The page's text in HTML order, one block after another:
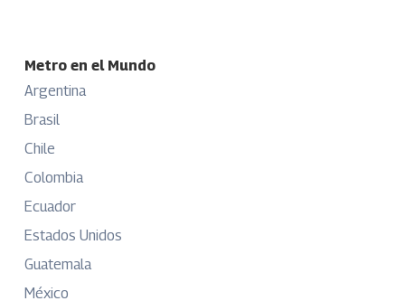
Metro en el Mundo
Argentina
Brasil
Chile
Colombia
Ecuador
Estados Unidos
Guatemala
México